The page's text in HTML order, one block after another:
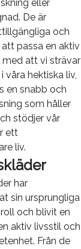
eller
De är
och
passa en aktiv
med att vi strävar
våra hektiska liv,
en snabb och
som håller
stödjer vår
ett
liv.
har
sin ursprungliga
och blivit en
aktiv livsstil och
Från de